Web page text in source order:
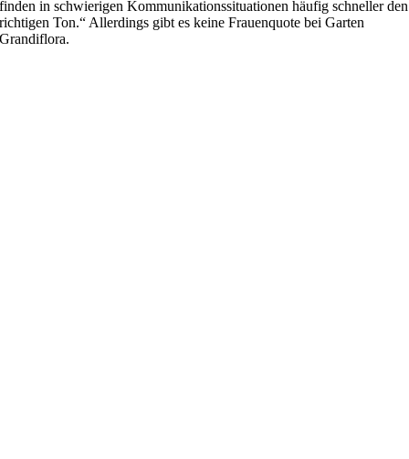
finden in schwierigen Kommunikationssituationen häufig schneller den
richtigen Ton.“ Allerdings gibt es keine Frauenquote bei Garten
Grandiflora.